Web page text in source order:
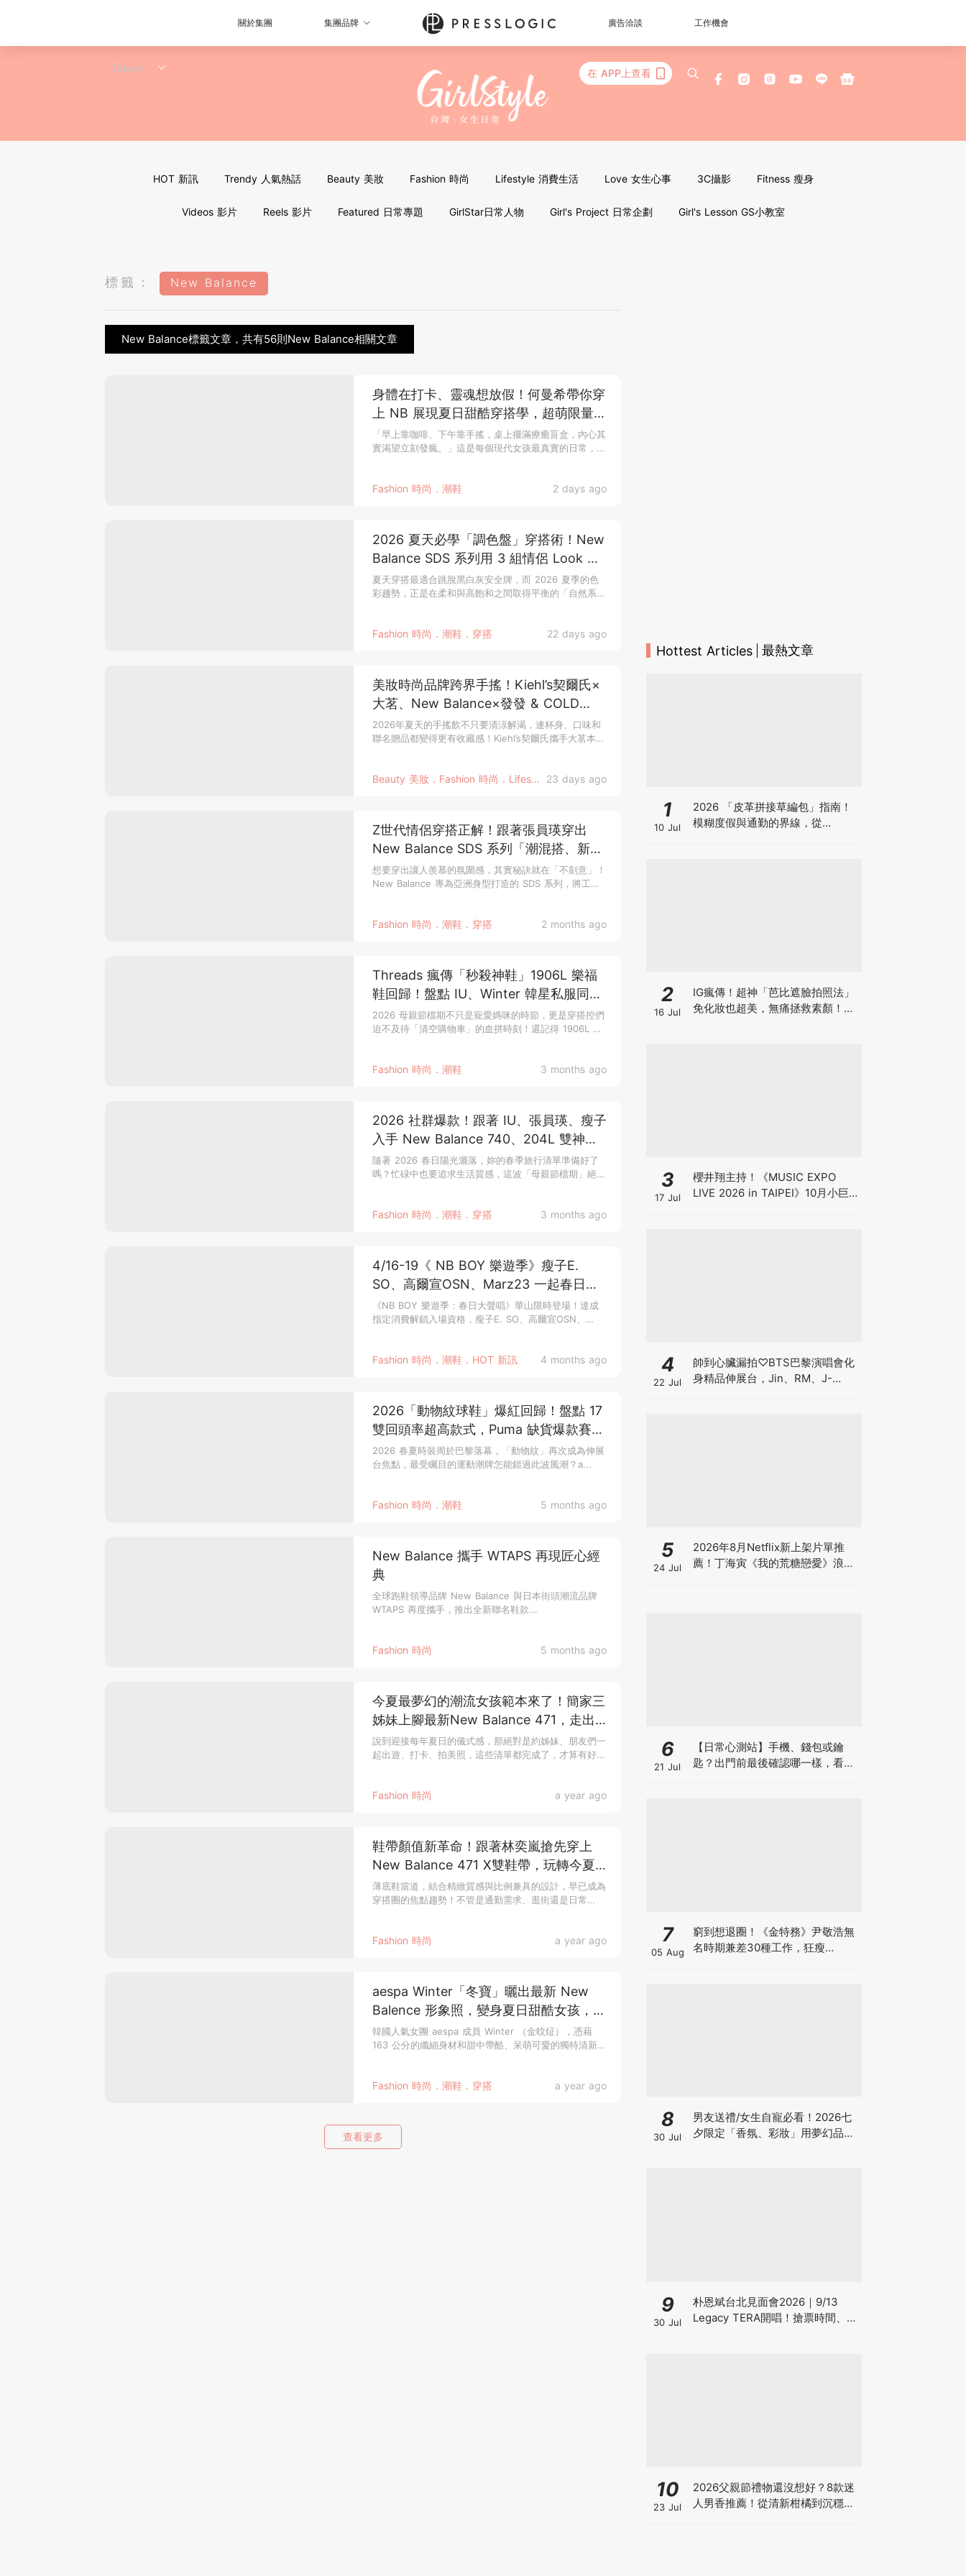
關於集團 集團品牌 廣告洽談 工作機會
在 APP上查看
HOT 新訊 Trendy 人氣熱話 Beauty 美妝 Fashion 時尚 Lifestyle 消費生活 Love 女生心事 3C攝影 Fitness 瘦身
Videos 影片 Reels 影片 Featured 日常專題 GirlStar日常人物 Girl's Project 日常企劃 Girl's Lesson GS小教室
標籤： New Balance
New Balance標籤文章，共有56則New Balance相關文章
Fashion 時尚．潮鞋 2 days ago
身體在打卡、靈魂想放假！何曼希帶你穿
上 NB 展現夏日甜酷穿搭學，超萌限量
N 寶飲料提袋等你拿♡
「早上靠咖啡、下午靠手搖，桌上擺滿療癒盲盒，內心其
實渴望立刻發瘋。」這是每個現代女孩最真實的日常，身
Fashion 時尚．潮鞋．穿搭 22 days ago
2026 夏天必學「調色盤」穿搭術！New
Balance SDS 系列用 3 組情侶 Look 穿
出放閃默契，不是穿搭高手也能輕鬆疊穿
出夏日層次感！
夏天穿搭最適合跳脫黑白灰安全牌，而 2026 夏季的色
彩趨勢，正是在柔和與高飽和之間取得平衡的「自然系飽
Beauty 美妝．Fashion 時尚．Lifestyle 消費生活 23 days ago
美妝時尚品牌跨界手搖！Kiehl’s契爾氏×
大茗、New Balance×發發 & COLD
STONE、怡麗絲爾×抿茶夏日限定登場
2026年夏天的手搖飲不只要清涼解渴，連杯身、口味和
聯名贈品都變得更有收藏感！Kiehl’s契爾氏攜手大茗本位
Fashion 時尚．潮鞋．穿搭 2 months ago
Z世代情侶穿搭正解！跟著張員瑛穿出
New Balance SDS 系列「潮混搭、新穿
法」的時髦默契！
想要穿出讓人羨慕的氛圍感，其實秘訣就在「不刻意」！
New Balance 專為亞洲身型打造的 SDS 系列，將工裝
Fashion 時尚．潮鞋 3 months ago
Threads 瘋傳「秒殺神鞋」1906L 樂福
鞋回歸！盤點 IU、Winter 韓星私服同款
美鞋，2026 母親節必收「 NB 4 大寶藏
鞋款」全攻略！
2026 母親節檔期不只是寵愛媽咪的時節，更是穿搭控們
迫不及待「清空購物車」的血拼時刻！還記得 1906L 運
Fashion 時尚．潮鞋．穿搭 3 months ago
2026 社群爆款！跟著 IU、張員瑛、瘦子
入手 New Balance 740、204L 雙神
鞋，趁百貨母親節檔期購入春日最強單
品！
隨著 2026 春日陽光灑落，妳的春季旅行清單準備好了
嗎？忙碌中也要追求生活質感，這波「母親節檔期」絕對
Fashion 時尚．潮鞋．HOT 新訊 4 months ago
4/16-19《 NB BOY 樂遊季》瘦子E.
SO、高爾宣OSN、Marz23 一起春日大
聲唱！
《NB BOY 樂遊季：春日大聲唱》華山限時登場！達成
指定消費解鎖入場資格，瘦子E. SO、高爾宣OSN、
Fashion 時尚．潮鞋 5 months ago
2026「動物紋球鞋」爆紅回歸！盤點 17
雙回頭率超高款式，Puma 缺貨爆款賽車
鞋、adidas Originals 稱霸動物紋、Nike
這雙全黑豹紋帥翻！
2026 春夏時裝周於巴黎落幕，「動物紋」再次成為伸展
台焦點，最受矚目的運動潮牌怎能錯過此波風潮？a...
Fashion 時尚 5 months ago
New Balance 攜手 WTAPS 再現匠心經
典
全球跑鞋領導品牌 New Balance 與日本街頭潮流品牌
WTAPS 再度攜手，推出全新聯名鞋款...
Fashion 時尚 a year ago
今夏最夢幻的潮流女孩範本來了！簡家三
姊妹上腳最新New Balance 471，走出
夢幻又精緻的多巴胺穿搭，讓你連走路都
在放電♡
說到迎接每年夏日的儀式感，那絕對是約姊妹、朋友們一
起出遊、打卡、拍美照，這些清單都完成了，才算有好
Fashion 時尚 a year ago
鞋帶顏值新革命！跟著林奕嵐搶先穿上
New Balance 471 X雙鞋帶，玩轉今夏
多種精緻OOTD～同場加映三位時尚KOL
穿搭小心機，美出新高度就差這一雙 ♡
薄底鞋當道，結合精緻質感與比例兼具的設計，早已成為
穿搭圈的焦點趨勢！不管是通勤需求、逛街還是日常
Fashion 時尚．潮鞋．穿搭 a year ago
aespa Winter「冬寶」曬出最新 New
Balence 形象照，變身夏日甜酷女孩，同
款球鞋＋單品必收！
韓國人氣女團 aespa 成員 Winter （金旼炡），憑藉
163 公分的纖細身材和甜中帶酷、呆萌可愛的獨特清新風
查看更多
Hottest Articles 最熱文章
1
10 Jul
2026 「皮革拼接草編包」指南！
模糊度假與通勤的界線，從
2
16 Jul
IG瘋傳！超神「芭比遮臉拍照法」
免化妝也超美，無痛拯救素顏！附
3
17 Jul
櫻井翔主持！《MUSIC EXPO
LIVE 2026 in TAIPEI》10月小巨
4
22 Jul
帥到心臟漏拍♡BTS巴黎演唱會化
身精品伸展台，Jin、RM、J-
5
24 Jul
2026年8月Netflix新上架片單推
薦！丁海寅《我的荒糖戀愛》浪漫
6
21 Jul
【日常心測站】手機、錢包或鑰
匙？出門前最後確認哪一樣，看你
7
05 Aug
窮到想退圈！《金特務》尹敬浩無
名時期兼差30種工作，狂瘦
8
30 Jul
男友送禮/女生自寵必看！2026七
夕限定「香氛、彩妝」用夢幻品項
9
30 Jul
朴恩斌台北見面會2026｜9/13
Legacy TERA開唱！搶票時間、票
10
23 Jul
2026父親節禮物還沒想好？8款迷
人男香推薦！從清新柑橘到沉穩木